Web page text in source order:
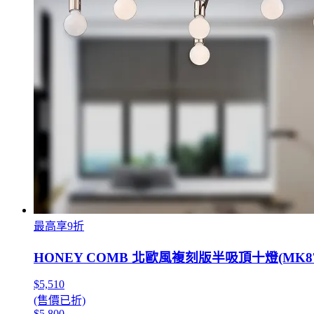
最高享9折
HONEY COMB 北歐風複刻版半吸頂十燈
$5,510
(售價已折)